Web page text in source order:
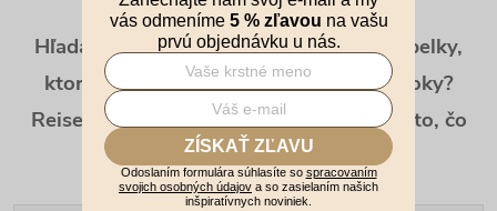
Hľadáte skladaciu nákupnú tašku do kabelky,
ktorá je elegantná, praktická a vydrží roky?
Reisenthel Mini MaxiShopperje presne to, čo
potrebujete. 🖤
vás odmeníme 5 % zľavou na vašu
prvú objednávku u nás.
ZÍSKAŤ ZĽAVU
Odoslaním formulára súhlasíte so spracovaním
svojich osobných údajov a so zasielaním našich
inšpiratívnych noviniek.